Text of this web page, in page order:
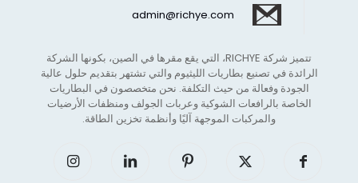
admin@richye.com
تتميز شركة RICHYE، التي يقع مقرها في الصين، بكونها الشركة
الرائدة في تصنيع بطاريات الليثيوم والتي تشتهر بتقديم حلول عالية
الجودة وفعالة من حيث التكلفة. نحن متخصصون في البطاريات
الخاصة بالرافعات الشوكية وعربات الجولف ومنظفات الأرضيات
والمركبات الموجهة آليًا وأنظمة تخزين الطاقة.